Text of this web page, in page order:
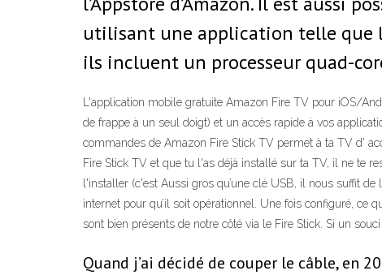
utilisant une application telle que
ils incluent un processeur quad-
L'application mobile gratuite Amazon Fire TV pour iOS/
de frappe à un seul doigt) et un accès rapide à vos
commandes de Amazon Fire Stick TV permet à ta TV d'
Fire Stick TV et que tu l'as déjà installé sur ta TV, il ne te
l'installer (c'est Aussi gros qu’une clé USB, il nous suffit
internet pour qu’il soit opérationnel. Une fois configuré, ce
sont bien présents de notre côté via le Fire Stick. Si un
Quand j’ai décidé de couper le câble, en